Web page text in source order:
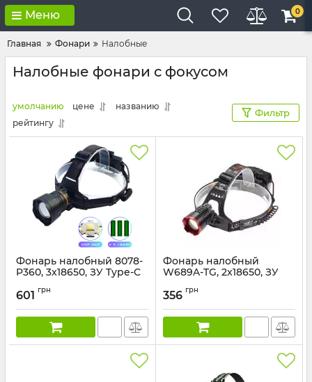
Меню 0
Главная Фонари Налобные
Налобные фонари с фокусом
умолчанию цене
названию
рейтингу
Фильтр
Фонарь налобный 8078-
P360, 3x18650, ЗУ Type-C
601 грн
Фонарь налобный
W689A-TG, 2x18650, ЗУ
Артикул:
356 грн